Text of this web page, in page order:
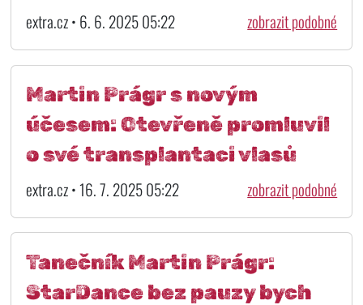
extra.cz • 6. 6. 2025 05:22 zobrazit podobné
Martin Prágr s novým
účesem: Otevřeně promluvil
o své transplantaci vlasů
extra.cz • 16. 7. 2025 05:22 zobrazit podobné
Tanečník Martin Prágr:
StarDance bez pauzy bych